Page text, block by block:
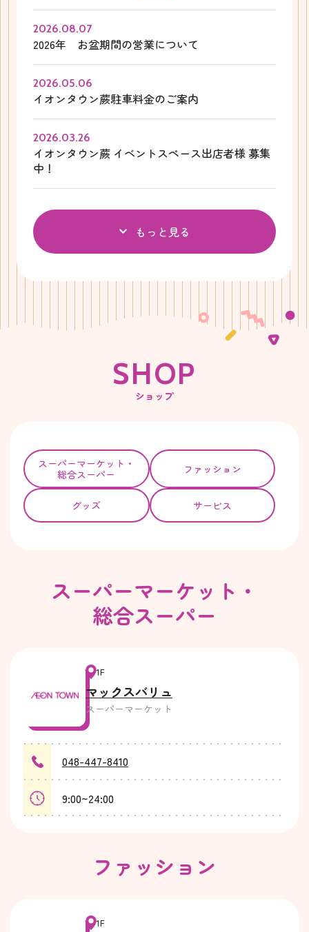
2026.08.07
2026年 お盆期間の営業について
2026.05.06
イオンタウン蕨駐車料金のご案内
2026.03.26
イオンタウン蕨 イベントスペース出店者様 募集
中！
もっと見る
SHOP
ショップ
スーパーマーケット・
総合スーパー
ファッション
グッズ サービス
スーパーマーケット・
総合スーパー
1F
マックスバリュ
スーパーマーケット
048-447-8410
9:00~24:00
ファッション
1F